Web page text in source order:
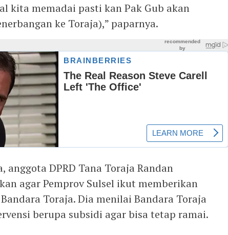
kita memadai pasti kan Pak Gub akan
ke Toraja),” paparnya.
anggota DPRD Tana Toraja Randan
agar Pemprov Sulsel ikut memberikan
Toraja. Dia menilai Bandara Toraja
berupa subsidi agar bisa tetap ramai.